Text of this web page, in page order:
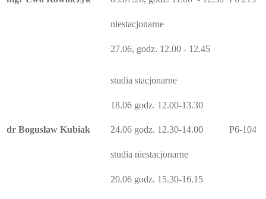
niestacjonarne
27.06, godz. 12.00 - 12.45
dr Bogusław Kubiak
studia stacjonarne
18.06 godz. 12.00-13.30
24.06 godz. 12.30-14.00
studia niestacjonarne
20.06 godz. 15.30-16.15
P6-104